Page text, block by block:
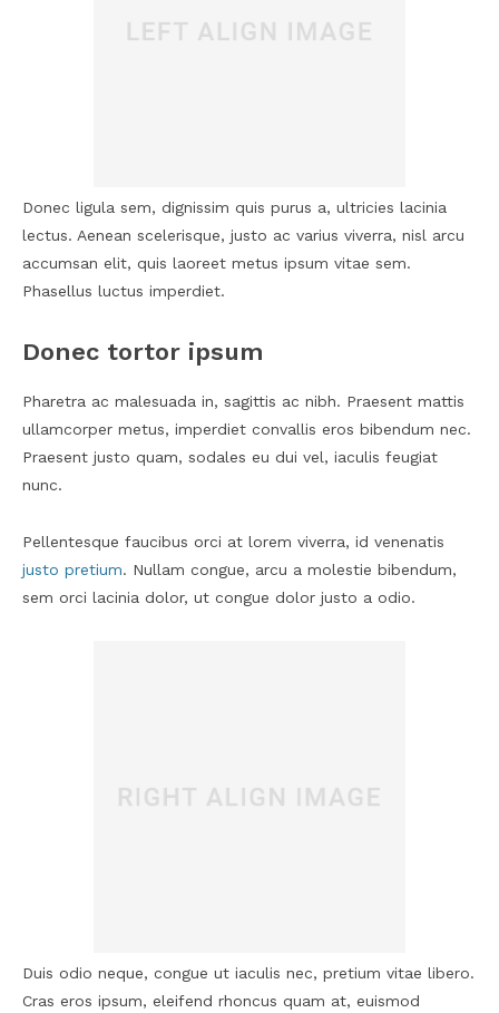
Donec ligula sem, dignissim quis purus a, ultricies lacinia
lectus. Aenean scelerisque, justo ac varius viverra, nisl arcu
accumsan elit, quis laoreet metus ipsum vitae sem.
Phasellus luctus imperdiet.
Donec tortor ipsum
Pharetra ac malesuada in, sagittis ac nibh. Praesent mattis
ullamcorper metus, imperdiet convallis eros bibendum nec.
Praesent justo quam, sodales eu dui vel, iaculis feugiat
nunc.
Pellentesque faucibus orci at lorem viverra, id venenatis
justo pretium. Nullam congue, arcu a molestie bibendum,
sem orci lacinia dolor, ut congue dolor justo a odio.
Duis odio neque, congue ut iaculis nec, pretium vitae libero.
Cras eros ipsum, eleifend rhoncus quam at, euismod